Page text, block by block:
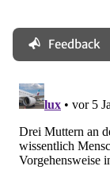
Feedback